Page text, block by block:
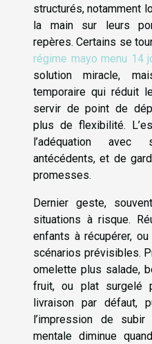
structurés, notamment
la main sur leurs
repères. Certains se
régime mayo menu 14
solution miracle,
temporaire qui réduit
servir de point de
plus de flexibilité.
l’adéquation
antécédents, et de
promesses.
Dernier geste,
situations à risque.
enfants à récupérer,
scénarios prévisibles.
omelette plus salade,
fruit, ou plat surgelé
livraison par défaut,
l’impression de
mentale diminue